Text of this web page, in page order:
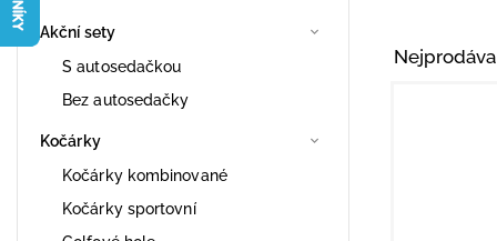
Akční sety
S autosedačkou
Bez autosedačky
Kočárky
Kočárky kombinované
Kočárky sportovní